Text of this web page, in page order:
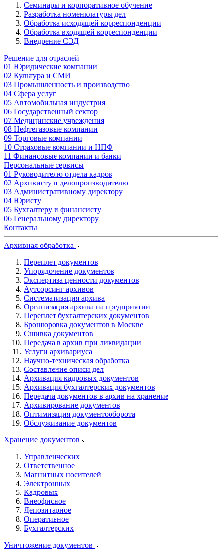
Семинары и корпоративное обучение
Разработка номенклатуры дел
Обработка исходящей корреспонденции
Обработка входящей корреспонденции
Внедрение СЭД
Решение для отраслей
01 Юридические компании
02 Культура и СМИ
03 Промышленность и производство
04 Сфера услуг
05 Автомобильная индустрия
06 Государственный сектор
07 Медицинские учреждения
08 Нефтегазовые компании
09 Торговые компании
10 Страховые компании и НПФ
11 Финансовые компании и банки
Персональные сервисы
01 Руководителю отдела кадров
02 Архивисту и делопроизводителю
03 Административному директору
04 Юристу
05 Бухгалтеру и финансисту
06 Генеральному директору
Контакты
Архивная обработка
Переплет документов
Упорядочение документов
Экспертиза ценности документов
Аутсорсинг архивов
Систематизация архива
Организация архива на предприятии
Переплет бухгалтерских документов
Брошюровка документов в Москве
Сшивка документов
Передача в архив при ликвидации
Услуги архивариуса
Научно-техническая обработка
Составление описи дел
Архивация кадровых документов
Архивация бухгалтерских документов
Передача документов в архив на хранение
Архивирование документов
Оптимизация документооборота
Обслуживание документов
Хранение документов
Управленческих
Ответственное
Магнитных носителей
Электронных
Кадровых
Внеофисное
Депозитарное
Оперативное
Бухгалтерских
Уничтожение документов